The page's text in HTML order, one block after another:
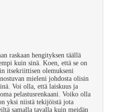
raskaan hengityksen täällä
kuin sinä. Koen, että se on
itsekriittisen olemukseni
mieleni johdosta olisin
Voi olla, että laiskuus ja
pelastusrenkaani. Voiko olla
yksi niistä tekijöistä jota
samalla tavalla kuin meidän